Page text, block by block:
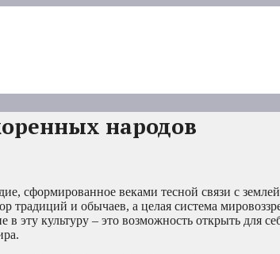
народов
сформированное веками тесной связи с
традиций и обычаев, а целая система
эту культуру – это возможность открыть для